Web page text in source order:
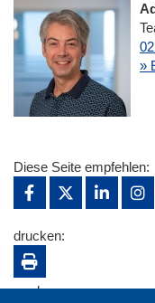
»
Diese Seite empfehlen:
drucken:
merken: